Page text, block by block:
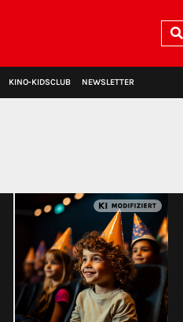
KINO‑KIDSCLUB NEWSLETTER